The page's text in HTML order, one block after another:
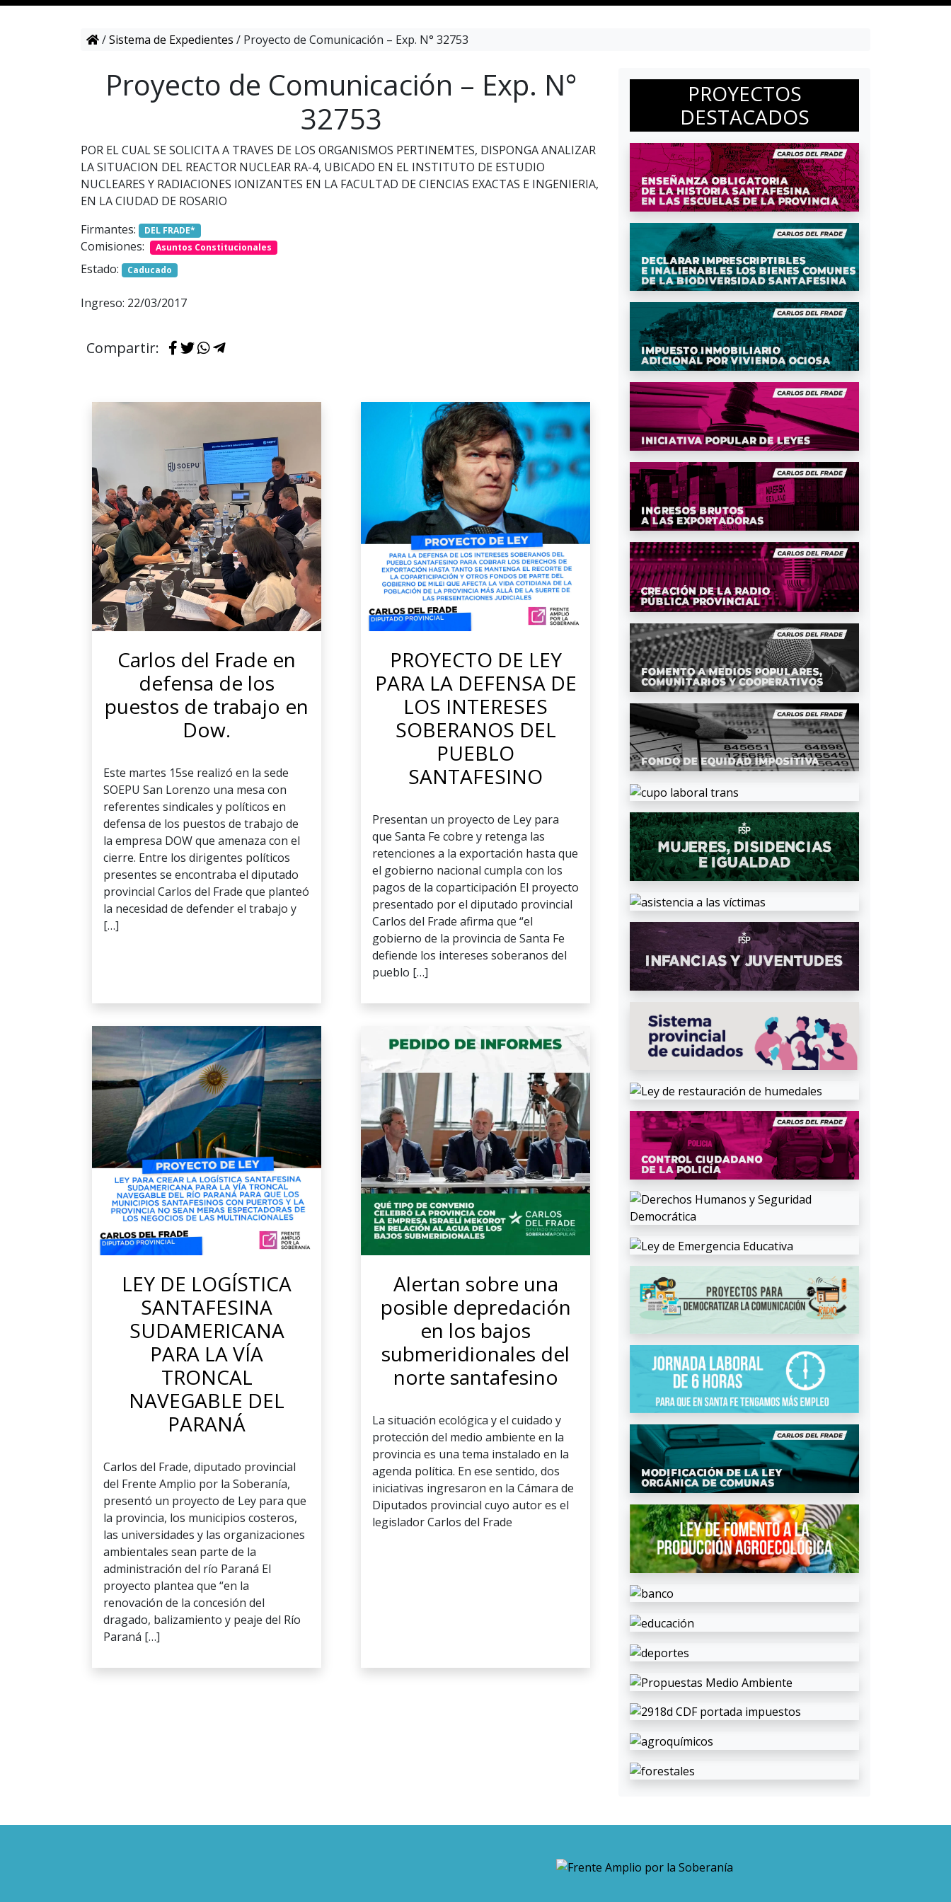
/Sistema de Expedientes / Proyecto de Comunicación – Exp. N° 32753
Proyecto de Comunicación – Exp. N°
32753
POR EL CUAL SE SOLICITA A TRAVES DE LOS ORGANISMOS PERTINEMTES, DISPONGA ANALIZAR
LA SITUACION DEL REACTOR NUCLEAR RA-4, UBICADO EN EL INSTITUTO DE ESTUDIO
NUCLEARES Y RADIACIONES IONIZANTES EN LA FACULTAD DE CIENCIAS EXACTAS E INGENIERIA,
EN LA CIUDAD DE ROSARIO
Firmantes:
DEL FRADE*
Comisiones: Asuntos Constitucionales
Estado: Caducado
Ingreso: 22/03/2017
Compartir:
Carlos del Frade en
defensa de los
puestos de trabajo en
Dow.
Este martes 15se realizó en la sede
SOEPU San Lorenzo una mesa con
referentes sindicales y políticos en
defensa de los puestos de trabajo de
la empresa DOW que amenaza con el
cierre. Entre los dirigentes políticos
presentes se encontraba el diputado
provincial Carlos del Frade que planteó
la necesidad de defender el trabajo y
[…]
PROYECTO DE LEY
PARA LA DEFENSA DE
LOS INTERESES
SOBERANOS DEL
PUEBLO
SANTAFESINO
Presentan un proyecto de Ley para
que Santa Fe cobre y retenga las
retenciones a la exportación hasta que
el gobierno nacional cumpla con los
pagos de la coparticipación El proyecto
presentado por el diputado provincial
Carlos del Frade afirma que “el
gobierno de la provincia de Santa Fe
defiende los intereses soberanos del
pueblo […]
LEY DE LOGÍSTICA
SANTAFESINA
SUDAMERICANA
PARA LA VÍA
TRONCAL
NAVEGABLE DEL
PARANÁ
Carlos del Frade, diputado provincial
del Frente Amplio por la Soberanía,
presentó un proyecto de Ley para que
la provincia, los municipios costeros,
las universidades y las organizaciones
ambientales sean parte de la
administración del río Paraná El
proyecto plantea que “en la
renovación de la concesión del
dragado, balizamiento y peaje del Río
Paraná […]
Alertan sobre una
posible depredación
en los bajos
submeridionales del
norte santafesino
La situación ecológica y el cuidado y
protección del medio ambiente en la
provincia es una tema instalado en la
agenda política. En ese sentido, dos
iniciativas ingresaron en la Cámara de
Diputados provincial cuyo autor es el
legislador Carlos del Frade
PROYECTOS
DESTACADOS